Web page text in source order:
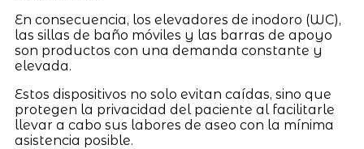
En consecuencia, los elevadores de inodoro (WC),
las sillas de baño móviles y las barras de apoyo
son productos con una demanda constante y
elevada.
Estos dispositivos no solo evitan caídas, sino que
protegen la privacidad del paciente al facilitarle
llevar a cabo sus labores de aseo con la mínima
asistencia posible.